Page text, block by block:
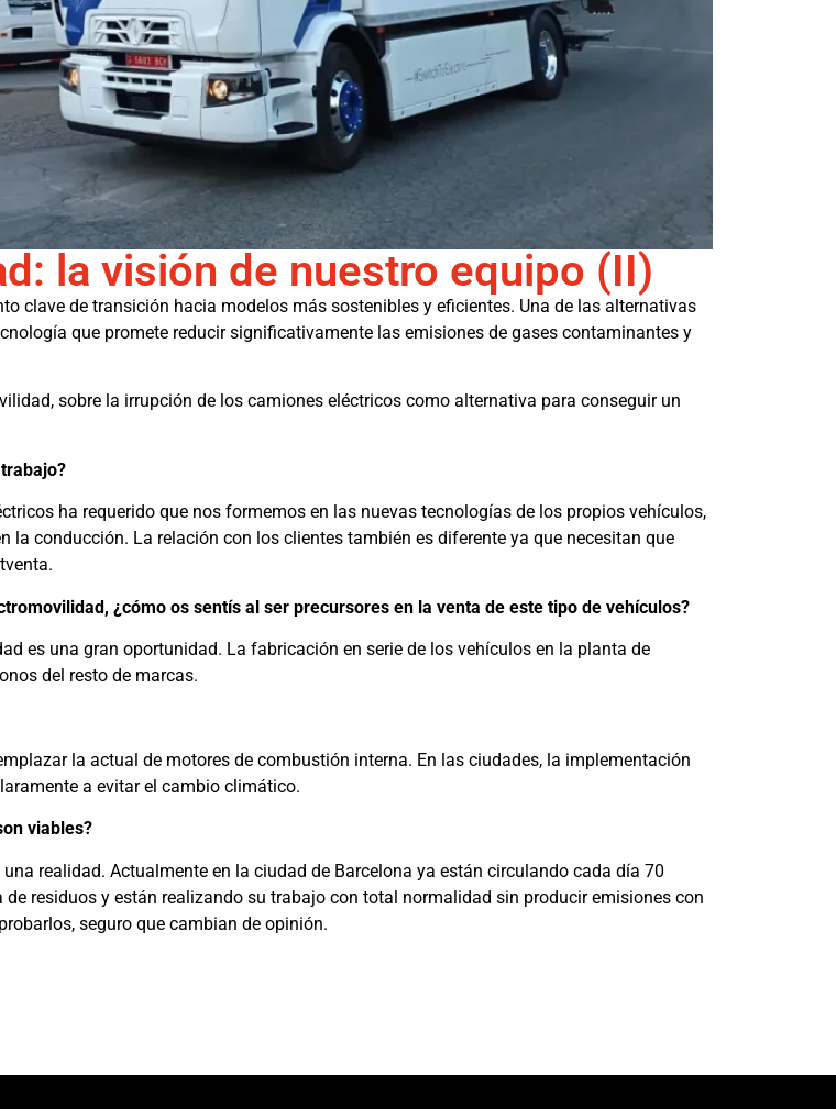
la visión de nuestro equipo (II)
clave de transición hacia modelos más sostenibles y eficientes. Una de las alternativas
que promete reducir significativamente las emisiones de gases contaminantes y
sobre la irrupción de los camiones eléctricos como alternativa para conseguir un
ha requerido que nos formemos en las nuevas tecnologías de los propios vehículos,
la conducción. La relación con los clientes también es diferente ya que necesitan que
¿cómo os sentís al ser precursores en la venta de este tipo de vehículos?
es una gran oportunidad. La fabricación en serie de los vehículos en la planta de
del resto de marcas.
la actual de motores de combustión interna. En las ciudades, la implementación
a evitar el cambio climático.
viables?
realidad. Actualmente en la ciudad de Barcelona ya están circulando cada día 70
residuos y están realizando su trabajo con total normalidad sin producir emisiones con
seguro que cambian de opinión.